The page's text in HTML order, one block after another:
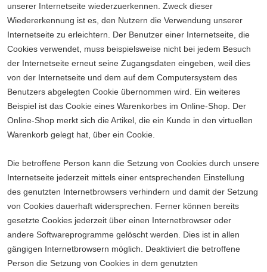
unserer Internetseite wiederzuerkennen. Zweck dieser
Wiedererkennung ist es, den Nutzern die Verwendung unserer
Internetseite zu erleichtern. Der Benutzer einer Internetseite, die
Cookies verwendet, muss beispielsweise nicht bei jedem Besuch
der Internetseite erneut seine Zugangsdaten eingeben, weil dies
von der Internetseite und dem auf dem Computersystem des
Benutzers abgelegten Cookie übernommen wird. Ein weiteres
Beispiel ist das Cookie eines Warenkorbes im Online-Shop. Der
Online-Shop merkt sich die Artikel, die ein Kunde in den virtuellen
Warenkorb gelegt hat, über ein Cookie.
Die betroffene Person kann die Setzung von Cookies durch unsere
Internetseite jederzeit mittels einer entsprechenden Einstellung
des genutzten Internetbrowsers verhindern und damit der Setzung
von Cookies dauerhaft widersprechen. Ferner können bereits
gesetzte Cookies jederzeit über einen Internetbrowser oder
andere Softwareprogramme gelöscht werden. Dies ist in allen
gängigen Internetbrowsern möglich. Deaktiviert die betroffene
Person die Setzung von Cookies in dem genutzten